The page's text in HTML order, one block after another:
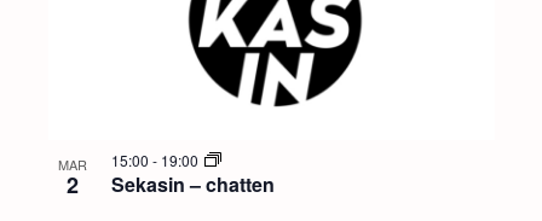
MAR
2 Sekasin – chatten
15:00 - 19:00